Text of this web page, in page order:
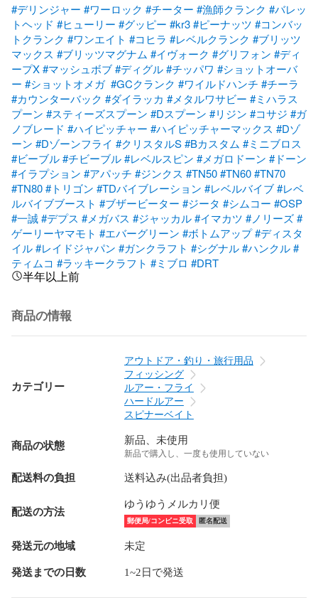
#デリンジャー #ワーロック #チーター #漁師クランク #バレッ
トヘッド #ヒューリー #グッピー #kr3#ピーナッツ #コンバッ
トクランク #ワンエイト #コヒラ #レベルクランク #ブリッツ
マックス #ブリッツマグナム #イヴォーク #グリフォン #ディ
ープX#マッシュボブ#ディグル#チッパワ #ショットオーバ
ー #ショットオメガ #GCクランク #ワイルドハンチ #チーラ
#カウンターバック #ダイラッカ #メタルワサビー #ミハラス
プーン #スティーズスプーン #Dスプーン #リジン #コサジ #ガ
ノブレード #ハイピッチャー #ハイピッチャーマックス #Dゾ
ーン #Dゾーンフライ #クリスタルS#Bカスタム #ミニブロス
#ビーブル#チビーブル#レベルスピン #メガロドーン #ドーン
#イラプション #アパッチ #ジンクス #TN50#TN60#TN70
#TN80#トリゴン #TDバイブレーション #レベルバイブ#レベ
ルバイブブースト #ブザービーター #ジータ #シムコー #OSP
#一誠#デプス #メガバス #ジャッカル#イマカツ #ノリーズ#
ゲーリーヤマモト #エバーグリーン #ボトムアップ#ディスタ
イル#レイドジャパン #ガンクラフト #シグナル#ハンクル#
ティムコ #ラッキークラフト #ミブロ #DRT
半年以上前
商品の情報
カテゴリー
アウトドア・釣り・旅行用品
フィッシング
ルアー・フライ
ハードルアー
スピナーベイト
商品の状態 新品、未使用
新品で購入し、一度も使用していない
配送料の負担 送料込み(出品者負担)
配送の方法
ゆうゆうメルカリ便
郵便局/コンビニ受取 匿名配送
発送元の地域 未定
発送までの日数 1~2日で発送